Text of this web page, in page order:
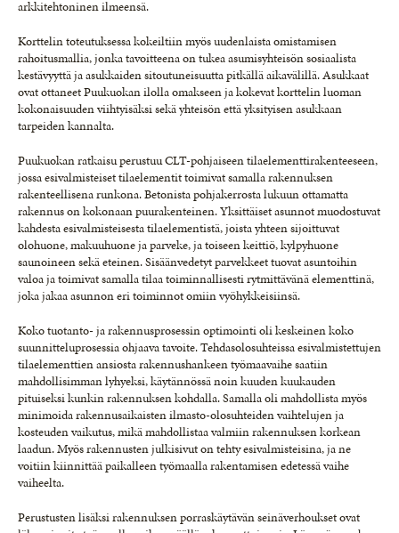
arkkitehtoninen ilmeensä.
Korttelin toteutuksessa kokeiltiin myös uudenlaista omistamisen
rahoitusmallia, jonka tavoitteena on tukea asumisyhteisön sosiaalista
kestävyyttä ja asukkaiden sitoutuneisuutta pitkällä aikavälillä. Asukkaat
ovat ottaneet Puukuokan ilolla omakseen ja kokevat korttelin luoman
kokonaisuuden viihtyisäksi sekä yhteisön että yksityisen asukkaan
tarpeiden kannalta.
Puukuokan ratkaisu perustuu CLT-pohjaiseen tilaelementtirakenteeseen,
jossa esivalmisteiset tilaelementit toimivat samalla rakennuksen
rakenteellisena runkona. Betonista pohjakerrosta lukuun ottamatta
rakennus on kokonaan puurakenteinen. Yksittäiset asunnot muodostuvat
kahdesta esivalmisteisesta tilaelementistä, joista yhteen sijoittuvat
olohuone, makuuhuone ja parveke, ja toiseen keittiö, kylpyhuone
saunoineen sekä eteinen. Sisäänvedetyt parvekkeet tuovat asuntoihin
valoa ja toimivat samalla tilaa toiminnallisesti rytmittävänä elementtinä,
joka jakaa asunnon eri toiminnot omiin vyöhykkeisiinsä.
Koko tuotanto- ja rakennusprosessin optimointi oli keskeinen koko
suunnitteluprosessia ohjaava tavoite. Tehdasolosuhteissa esivalmistettujen
tilaelementtien ansiosta rakennushankeen työmaavaihe saatiin
mahdollisimman lyhyeksi, käytännössä noin kuuden kuukauden
pituiseksi kunkin rakennuksen kohdalla. Samalla oli mahdollista myös
minimoida rakennusaikaisten ilmasto-olosuhteiden vaihtelujen ja
kosteuden vaikutus, mikä mahdollistaa valmiin rakennuksen korkean
laadun. Myös rakennusten julkisivut on tehty esivalmisteisina, ja ne
voitiin kiinnittää paikalleen työmaalla rakentamisen edetessä vaihe
vaiheelta.
Perustusten lisäksi rakennuksen porraskäytävän seinäverhoukset ovat